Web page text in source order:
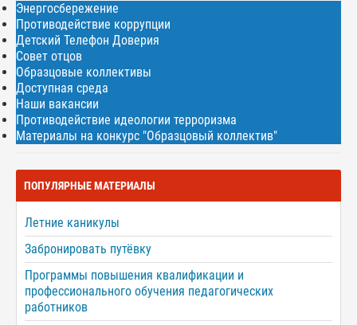
Энергосбережение
Противодействие коррупции
Детский Телефон Доверия
Совет отцов
Образцовые коллективы
Доступная среда
Наши вакансии
Противодействие идеологии терроризма
Материалы на конкурс "Образцовый коллектив"
ПОПУЛЯРНЫЕ МАТЕРИАЛЫ
Летние каникулы
Забронировать путёвку
Программы повышения квалификации и
профессионального обучения педагогических
работников